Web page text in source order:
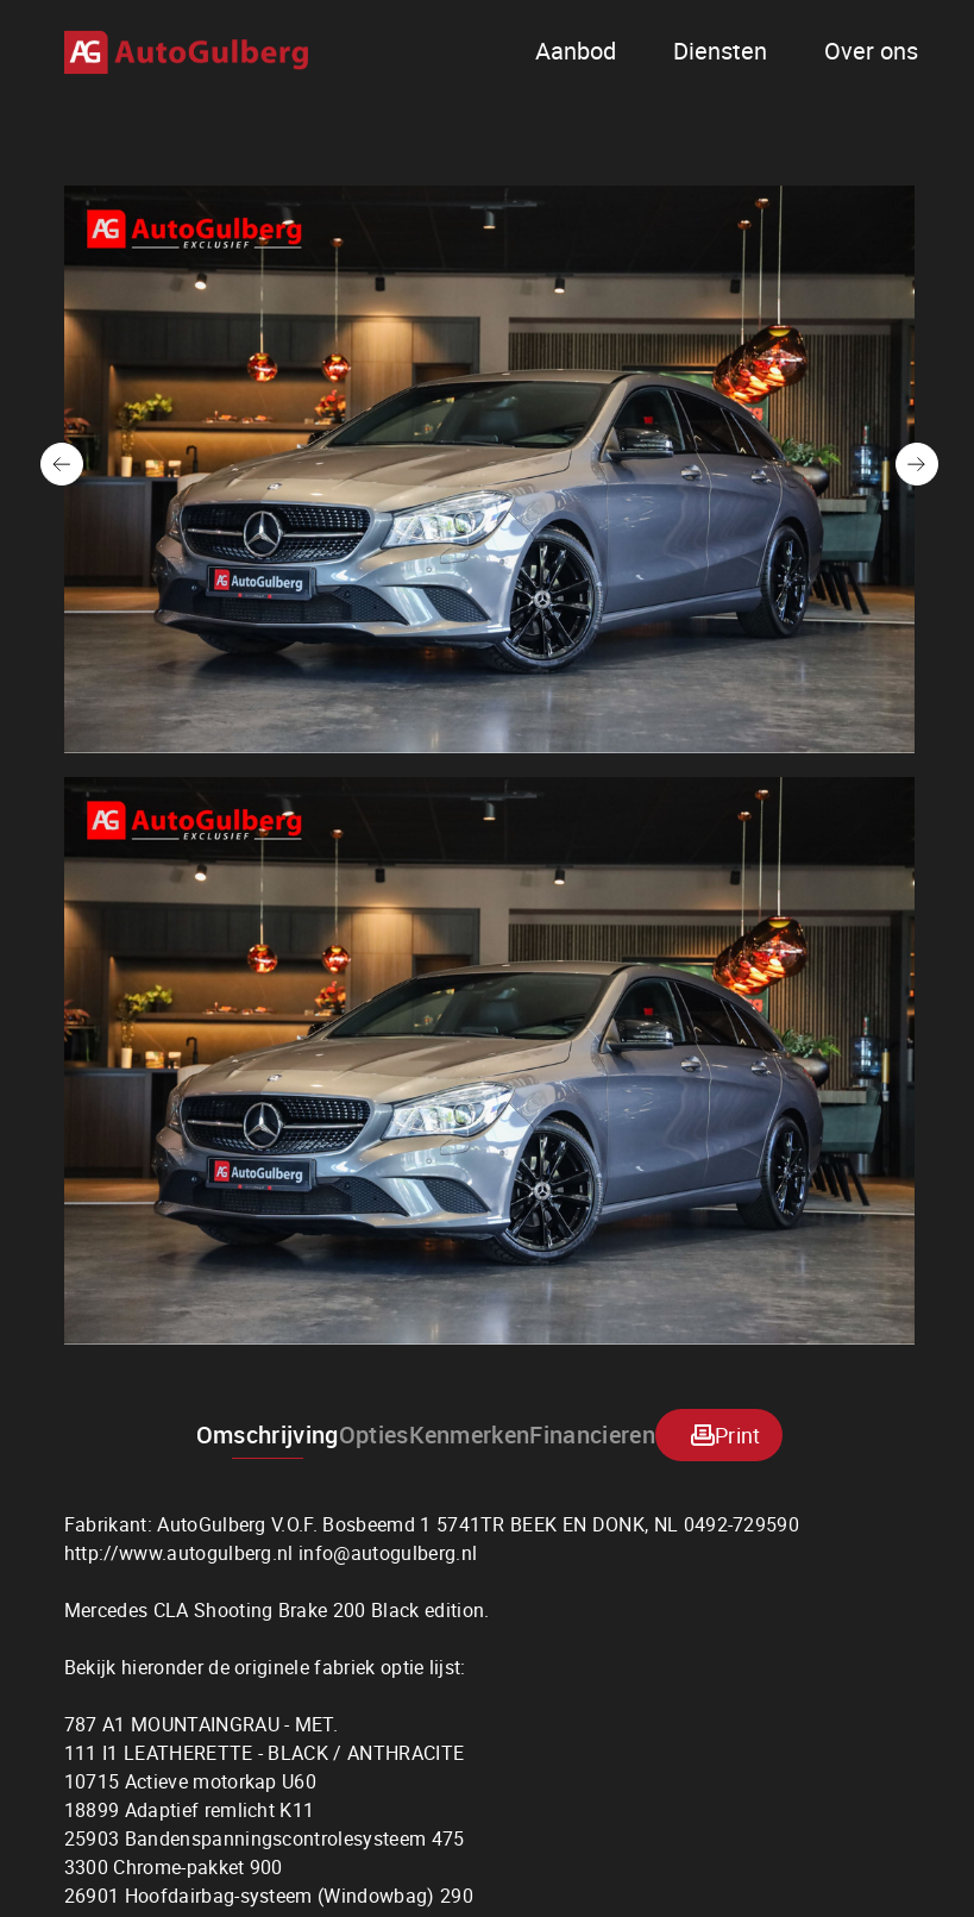
Aanbod Diensten Over ons
Aanbod
Diensten
Over ons
Contact
Contact
info@autogulberg.nl
+31 492 - 72 95 90
Adres
Bosbeemd 1
5741TR Beek en Donk
OmschrijvingOptiesKenmerkenFinancieren Print
Fabrikant: AutoGulberg V.O.F. Bosbeemd 1 5741TR BEEK EN DONK, NL 0492-729590
http://www.autogulberg.nl info@autogulberg.nl
Mercedes CLA Shooting Brake 200 Black edition.
Bekijk hieronder de originele fabriek optie lijst:
787 A1 MOUNTAINGRAU - MET.
111 I1 LEATHERETTE - BLACK / ANTHRACITE
10715 Actieve motorkap U60
18899 Adaptief remlicht K11
25903 Bandenspanningscontrolesysteem 475
3300 Chrome-pakket 900
26901 Hoofdairbag-systeem (Windowbag) 290